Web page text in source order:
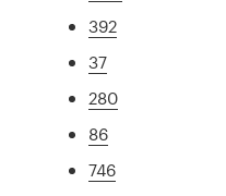
392
37
280
86
746